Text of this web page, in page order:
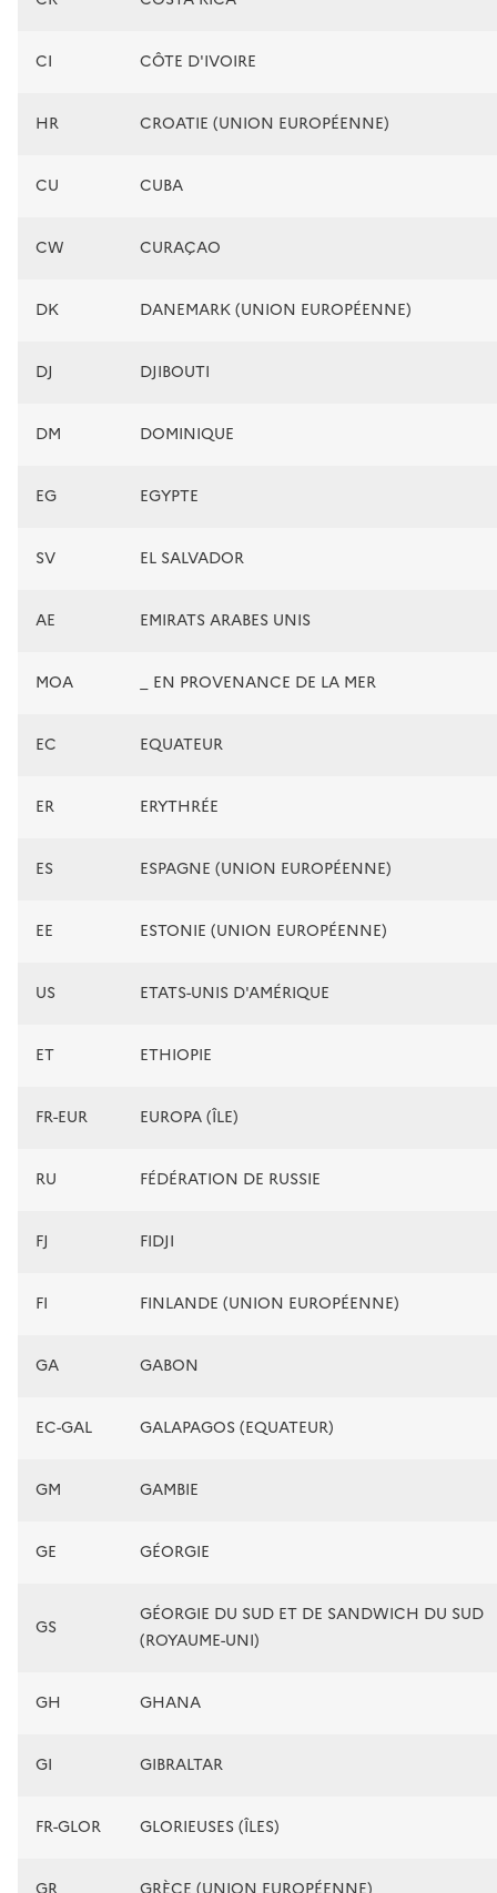
CI CÔTE D'IVOIRE
HR CROATIE (UNION EUROPÉENNE)
CU CUBA
CW CURAÇAO
DK DANEMARK (UNION EUROPÉENNE)
DJ DJIBOUTI
DM DOMINIQUE
EG EGYPTE
SV EL SALVADOR
AE EMIRATS ARABES UNIS
MOA _ EN PROVENANCE DE LA MER
EC EQUATEUR
ER ERYTHRÉE
ES ESPAGNE (UNION EUROPÉENNE)
EE ESTONIE (UNION EUROPÉENNE)
US ETATS-UNIS D'AMÉRIQUE
ET ETHIOPIE
FR-EUR EUROPA (ÎLE)
RU FÉDÉRATION DE RUSSIE
FJ FIDJI
FI FINLANDE (UNION EUROPÉENNE)
GA GABON
EC-GAL GALAPAGOS (EQUATEUR)
GM GAMBIE
GE GÉORGIE
GS
GÉORGIE DU SUD ET DE SANDWICH DU SUD
(ROYAUME-UNI)
GH GHANA
GI GIBRALTAR
FR-GLOR GLORIEUSES (ÎLES)